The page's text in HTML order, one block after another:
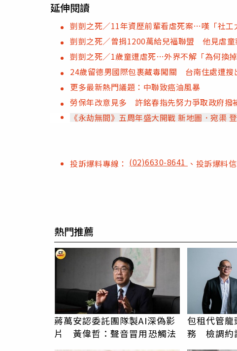
延伸閱讀
剴剴之死／11年資歷前輩看虐死案…嘆「社
剴剴之死／曾捐1200萬給兒福聯盟 他見虐
剴剴之死／1歲童遭虐死…外界不解「為何換
24歲留德男國際包裹藏毒闖關 台南住處遭搜
更多最新熱門議題：中聯致癌油風暴
勞保年改意見多 許銘春指先努力爭取政府撥
《永劫無間》五周年盛大開戰 新地圖．宛
投訴爆料專線： (02)6630-8641 、投訴爆料
熱門推薦
蔣萬安認委託團隊製AI深偽影
片 黃偉哲：聲音冒用恐觸法
包租代管
務 檢調約